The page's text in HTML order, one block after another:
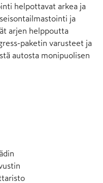
helpottavat arkea ja
ja
arjen helppoutta
paketin varusteet ja
autosta monipuolisen